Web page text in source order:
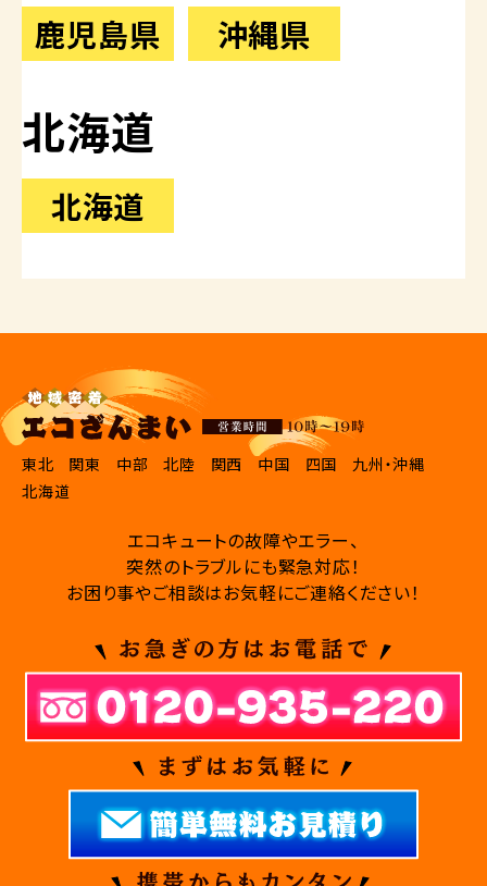
鹿児島県
沖縄県
北海道
北海道
東北 関東 中部 北陸 関西 中国 四国
九州・沖縄
北海道
エコキュートの故障やエラー、
突然のトラブルにも緊急対応！
お困り事やご相談はお気軽にご連絡ください！